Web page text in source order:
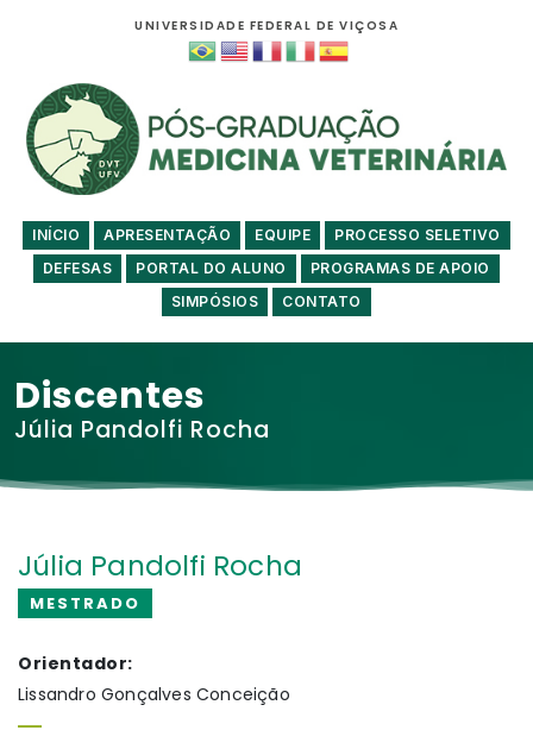
UNIVERSIDADE FEDERAL DE VIÇOSA
INÍCIO APRESENTAÇÃO EQUIPE
PROCESSO SELETIVO
DEFESAS
PORTAL DO ALUNO
PROGRAMAS DE APOIO
SIMPÓSIOS
CONTATO
Discentes
Júlia Pandolfi Rocha
Júlia Pandolfi Rocha
MESTRADO
Orientador:
Lissandro Gonçalves Conceição